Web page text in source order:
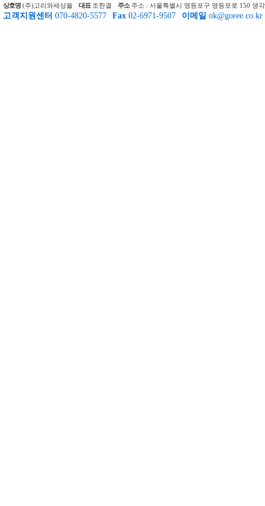
상호명 (주)고리와세상을 대표 조한결 주소 주소 : 서울특별시 영등포구 영등포로 150 생
고객지원센터 070-4820-5577 Fax 02-6971-9507 이메일 ok@goree.co.kr